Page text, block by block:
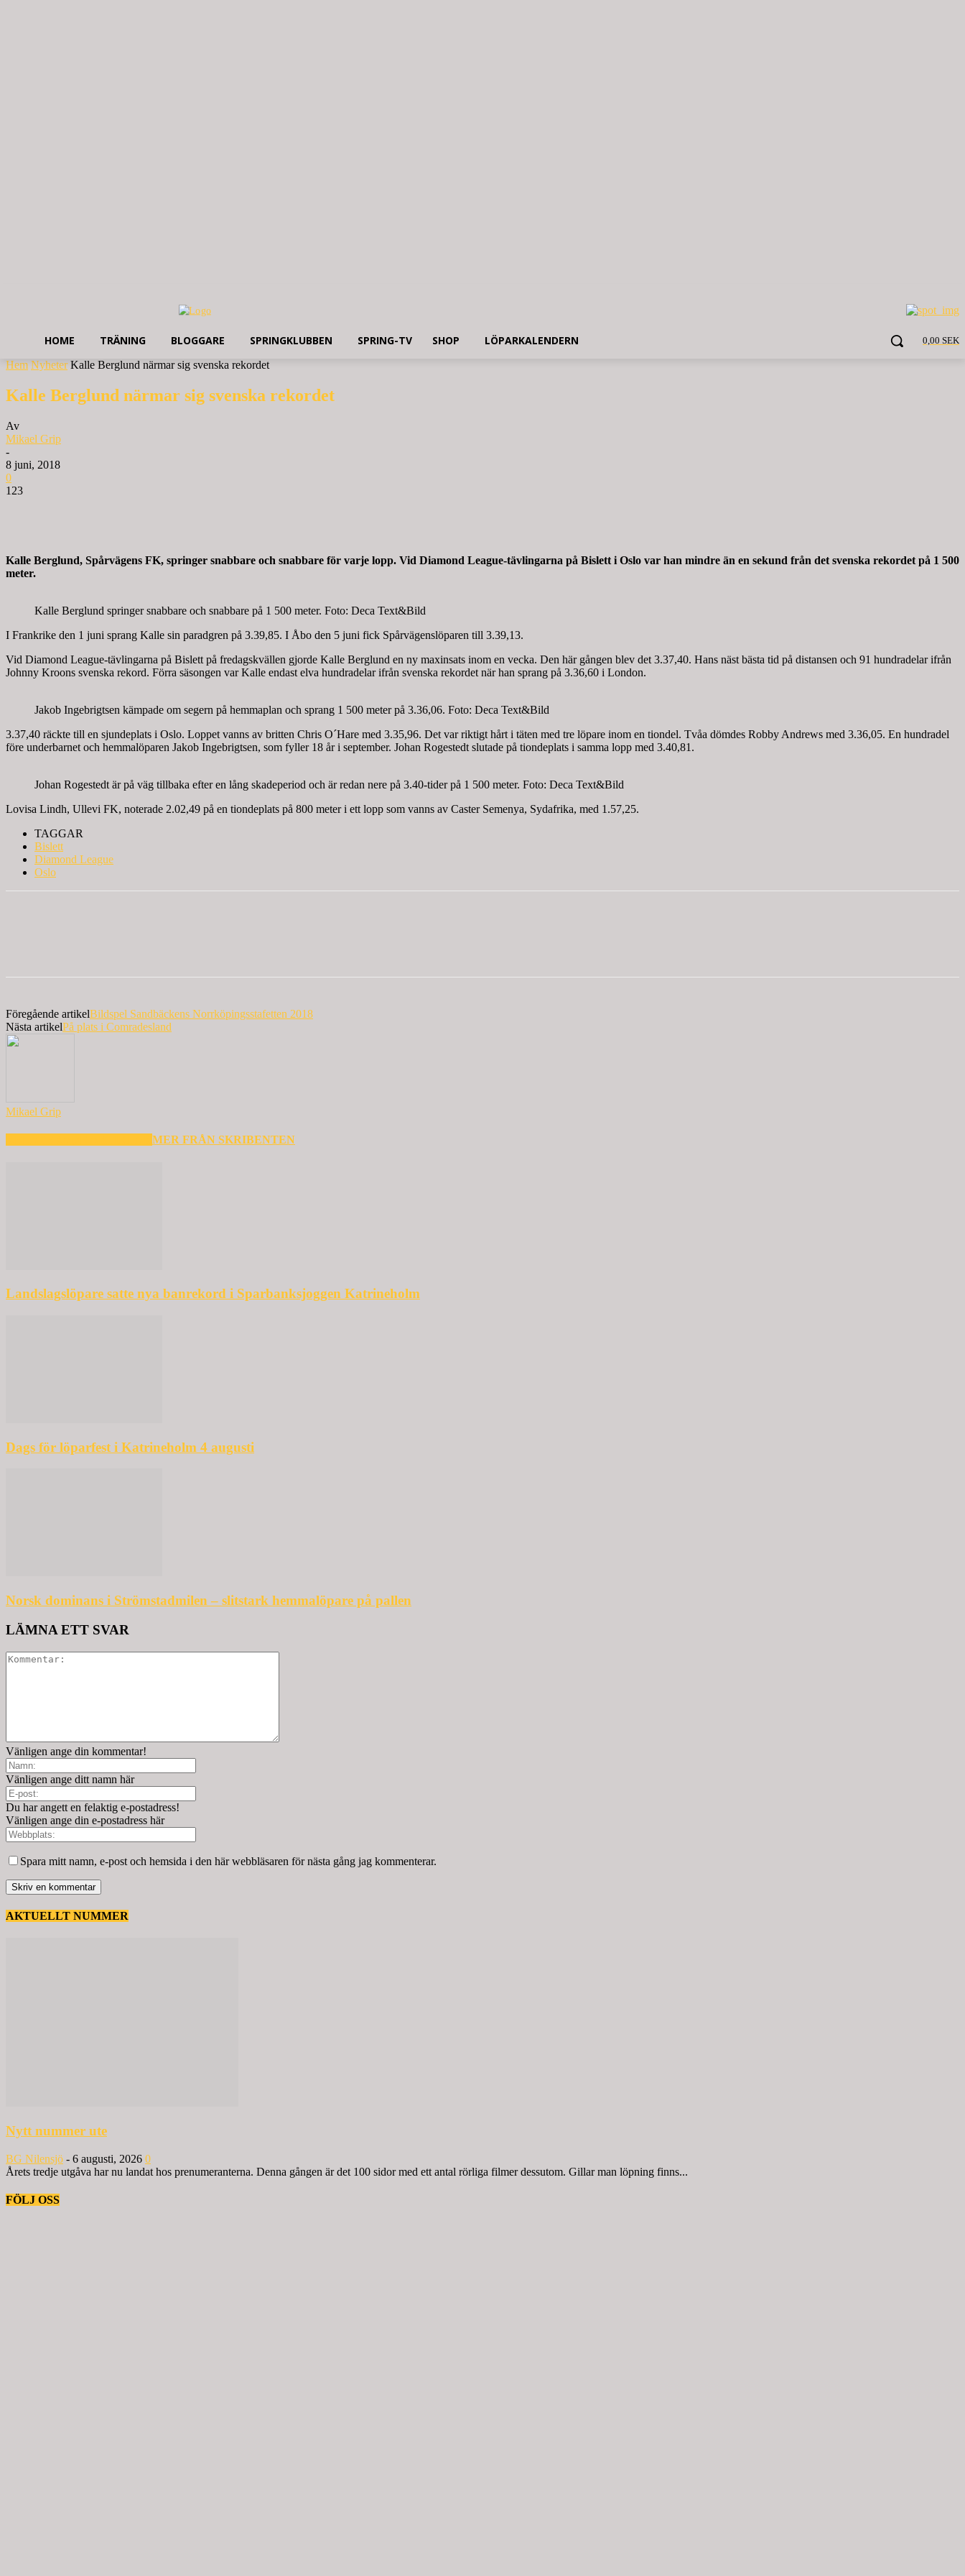
0,00 SEK
HOME TRÄNING BLOGGARE SPRINGKLUBBEN SPRING-TV SHOP LÖPARKALENDERN
Hem Nyheter Kalle Berglund närmar sig svenska rekordet
Kalle Berglund närmar sig svenska rekordet
Av
Mikael Grip
-
8 juni, 2018
0
123
Kalle Berglund, Spårvägens FK, springer snabbare och snabbare för varje lopp. Vid Diamond League-tävlingarna på Bislett i Oslo var han mindre än en sekund från det svenska rekordet på 1 500
meter.
Kalle Berglund springer snabbare och snabbare på 1 500 meter. Foto: Deca Text&Bild
I Frankrike den 1 juni sprang Kalle sin paradgren på 3.39,85. I Åbo den 5 juni fick Spårvägenslöparen till 3.39,13.
Vid Diamond League-tävlingarna på Bislett på fredagskvällen gjorde Kalle Berglund en ny maxinsats inom en vecka. Den här gången blev det 3.37,40. Hans näst bästa tid på distansen och 91 hundradelar ifrån
Johnny Kroons svenska rekord. Förra säsongen var Kalle endast elva hundradelar ifrån svenska rekordet när han sprang på 3.36,60 i London.
Jakob Ingebrigtsen kämpade om segern på hemmaplan och sprang 1 500 meter på 3.36,06. Foto: Deca Text&Bild
3.37,40 räckte till en sjundeplats i Oslo. Loppet vanns av britten Chris O´Hare med 3.35,96. Det var riktigt hårt i täten med tre löpare inom en tiondel. Tvåa dömdes Robby Andrews med 3.36,05. En hundradel
före underbarnet och hemmalöparen Jakob Ingebrigtsen, som fyller 18 år i september. Johan Rogestedt slutade på tiondeplats i samma lopp med 3.40,81.
Johan Rogestedt är på väg tillbaka efter en lång skadeperiod och är redan nere på 3.40-tider på 1 500 meter. Foto: Deca Text&Bild
Lovisa Lindh, Ullevi FK, noterade 2.02,49 på en tiondeplats på 800 meter i ett lopp som vanns av Caster Semenya, Sydafrika, med 1.57,25.
TAGGAR
Bislett
Diamond League
Oslo
Föregående artikelBildspel Sandbäckens Norrköpingsstafetten 2018
Nästa artikelPå plats i Comradesland
Mikael Grip
MER FRÅN SKRIBENTEN
Landslagslöpare satte nya banrekord i Sparbanksjoggen Katrineholm
Dags för löparfest i Katrineholm 4 augusti
Norsk dominans i Strömstadmilen – slitstark hemmalöpare på pallen
LÄMNA ETT SVAR
Vänligen ange din kommentar!
Vänligen ange ditt namn här
Du har angett en felaktig e-postadress!
Vänligen ange din e-postadress här
Spara mitt namn, e-post och hemsida i den här webbläsaren för nästa gång jag kommenterar.
AKTUELLT NUMMER
Nytt nummer ute
BG Nilensjö - 6 augusti, 2026 0
Årets tredje utgåva har nu landat hos prenumeranterna. Denna gången är det 100 sidor med ett antal rörliga filmer dessutom. Gillar man löpning finns...
FÖLJ OSS